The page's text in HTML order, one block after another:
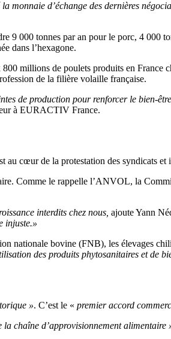
monnaie d’échange des dernières
9 000 tonnes par an pour le porc, 4
dans l’hexagone.
millions de poulets produits en France
de la filière volaille française.
de production pour renforcer le bien-
à EURACTIV France.
au cœur de la protestation des syndicats et
Comme le rappelle l’ANVOL, la
interdits chez nous, ajoute Yann
injuste.»
nationale bovine (FNB), les élevages
des produits phytosanitaires et de
». C’est le « premier accord
chaîne d’approvisionnement alimentaire